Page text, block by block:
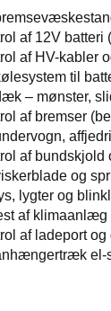
af 12V batteri
af HV-kabler
til
– mønster,
af bremser
af bundskjold
og
lygter og
af klimaanlæg
af ladeport
el-